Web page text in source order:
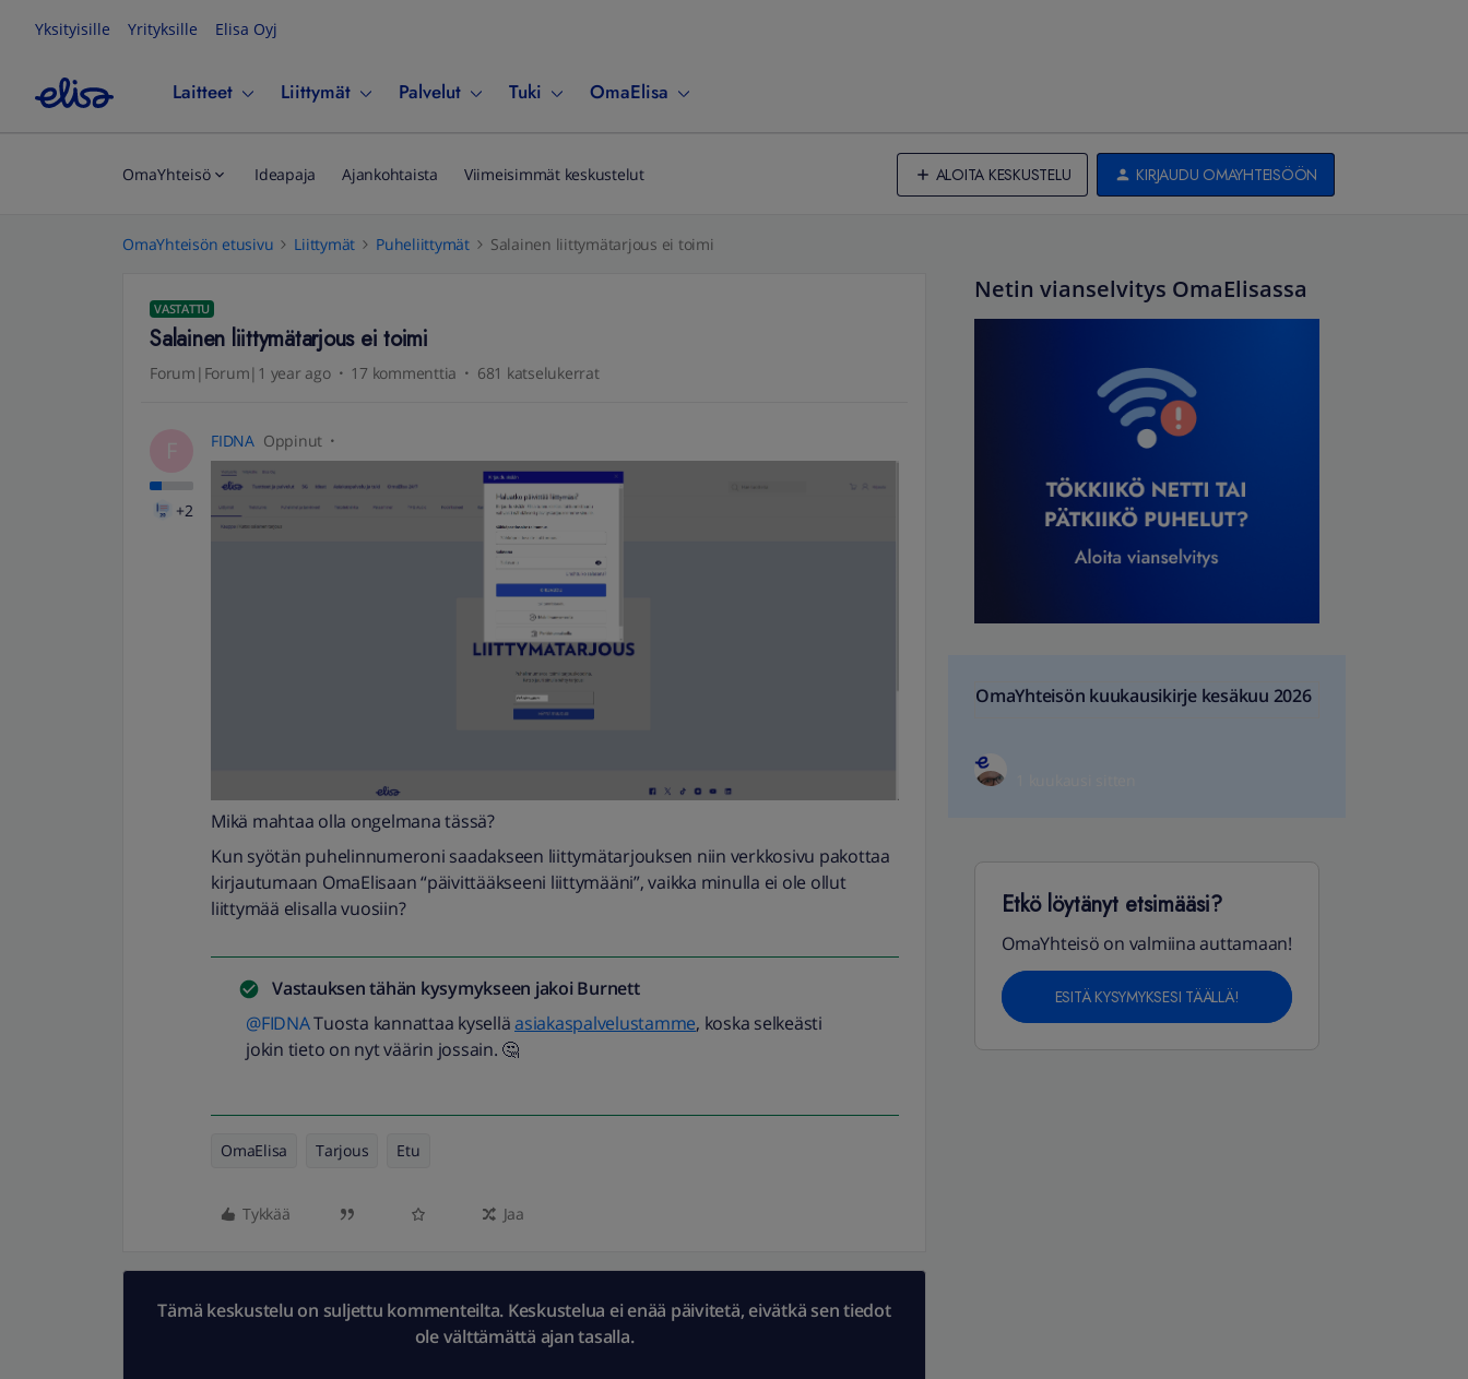
Yksityisille Yrityksille Elisa Oyj
Laitteet Liittymät Palvelut Tuki OmaElisa
OmaYhteisö Ideapaja Ajankohtaista Viimeisimmät keskustelut ALOITA KESKUSTELU KIRJAUDU OMAYHTEISÖÖN
OmaYhteisön etusivu Liittymät Puheliittymät Salainen liittymätarjous ei toimi
VASTATTU
Salainen liittymätarjous ei toimi
Forum|Forum|1 year ago 17 kommenttia 681 katselukerrat
F
+2
FIDNA Oppinut
Mikä mahtaa olla ongelmana tässä?
Kun syötän puhelinnumeroni saadakseen liittymätarjouksen niin verkkosivu pakottaa
kirjautumaan OmaElisaan “päivittääkseeni liittymääni”, vaikka minulla ei ole ollut
liittymää elisalla vuosiin?
Vastauksen tähän kysymykseen jakoi Burnett
@FIDNATuosta kannattaa kyselläasiakaspalvelustamme, koska selkeästi
jokin tieto on nyt väärin jossain. 🤔
OmaElisa Tarjous Etu
Tykkää Jaa
Tämä keskustelu on suljettu kommenteilta. Keskustelua ei enää päivitetä, eivätkä sen tiedot
ole välttämättä ajan tasalla.
Netin vianselvitys OmaElisassa
OmaYhteisön kuukausikirje kesäkuu 2026
Etkö löytänyt etsimääsi?
OmaYhteisö on valmiina auttamaan!
ESITÄ KYSYMYKSESI TÄÄLLÄ!